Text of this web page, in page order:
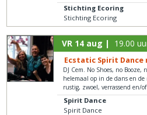
Stichting Ecoring
Stichting Ecoring
VR 14 aug | 19.00
Ecstatic Spirit Dance
DJ Cem. No Shoes, no
helemaal op in de dans en
rustig, zwoel, verrassend en/
Spirit Dance
Spirit Dance